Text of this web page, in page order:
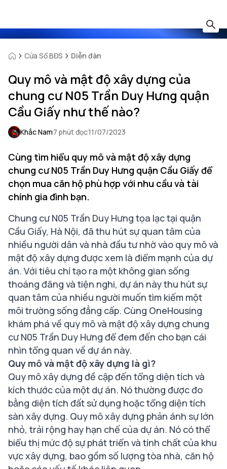
Cửa Sổ BĐS Diễn đàn
Quy mô và mật độ xây dựng của
chung cư N05 Trần Duy Hưng quận
Cầu Giấy như thế nào?
Khắc Nam7 phút đọc11/07/2023
Cùng tìm hiểu quy mô và mật độ xây dựng
chung cư N05 Trần Duy Hưng quận Cầu Giấy để
chọn mua căn hộ phù hợp với nhu cầu và tài
chính gia đình bạn.
Chung cư N05 Trần Duy Hưng tọa lạc tại quận
Cầu Giấy, Hà Nội, đã thu hút sự quan tâm của
nhiều người dân và nhà đầu tư nhờ vào quy mô và
mật độ xây dựng được xem là điểm mạnh của dự
án. Với tiêu chí tạo ra một không gian sống
thoáng đãng và tiện nghi, dự án này thu hút sự
quan tâm của nhiều người muốn tìm kiếm một
môi trường sống đẳng cấp. Cùng OneHousing
khám phá về quy mô và mật độ xây dựng chung
cư N05 Trần Duy Hưng để đem đến cho bạn cái
nhìn tổng quan về dự án này.
Quy mô và mật độ xây dựng là gì?
Quy mô xây dựng đề cập đến tổng diện tích và
kích thước của một dự án. Nó thường được đo
bằng diện tích đất sử dụng hoặc tổng diện tích
sàn xây dựng. Quy mô xây dựng phản ánh sự lớn
nhỏ, trải rộng hay hạn chế của dự án. Nó có thể
biểu thị mức độ sự phát triển và tính chất của khu
vực xây dựng, bao gồm số lượng tòa nhà, căn hộ